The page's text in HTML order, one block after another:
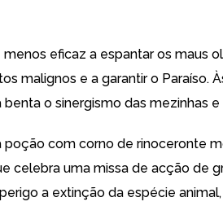
menos eficaz a espantar os maus
malignos e a garantir o Paraíso.
o sinergismo das mezinhas e
com corno de rinoceronte
celebra uma missa de acção de
a extinção da espécie